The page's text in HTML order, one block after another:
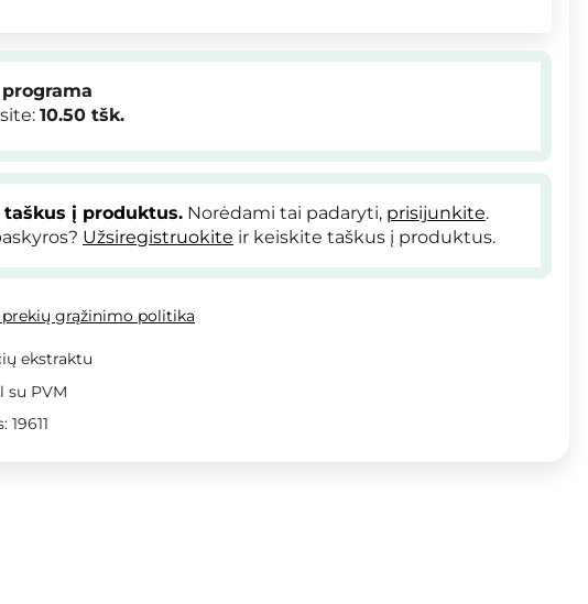
10.50 tšk.
į produktus. Norėdami tai padaryti, prisijunkite.
Užsiregistruokite ir keiskite taškus į produktus.
grąžinimo politika
ekstraktu
su PVM